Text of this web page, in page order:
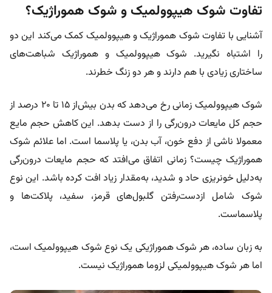
تفاوت شوک هیپوولمیک و شوک هموراژیک؟
آشنایی با تفاوت شوک هموراژیک و هیپوولمیک کمک می‌کند این دو
را اشتباه نگیرید. شوک هیپوولمیک و هموراژیک شباهت‌های
ساختاری زیادی با هم دارند و هر دو زنگ خطرند.
شوک هیپوولمیک زمانی رخ می‌دهد که بدن بیش‌از ۱۵ تا ۲۰ درصد از
حجم کل مایعات درون‌رگی را از دست بدهد. این کاهش حجم مایع
معمولا ناشی از دفع خون، آب بدن، یا پلاسما است. اما علائم شوک
هموراژیک چیست؟ زمانی اتفاق می‌افتد که حجم مایعات درون‌رگی
به‌دلیل خونریزی حاد و شدید، به‌مقدار زیاد افت کرده باشد. این نوع
شوک شامل از‌دست‌رفتن گلبول‌های قرمز، سفید، پلاکت‌ها و
پلاسماست.
به زبان ساده، هر شوک هموراژیکی یک نوع شوک هیپوولمیک است،
اما هر شوک هیپوولمیکی لزوما هموراژیک نیست.